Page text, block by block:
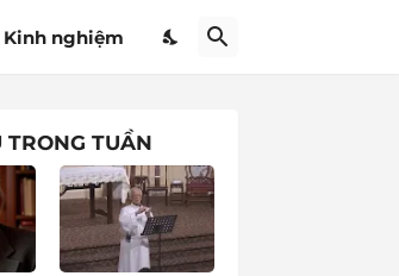
Kinh nghiệm
TRONG TUẦN